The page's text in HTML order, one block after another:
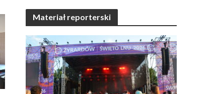
Materiał reporterski